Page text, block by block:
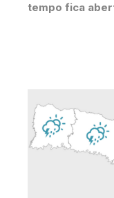
tempo fica